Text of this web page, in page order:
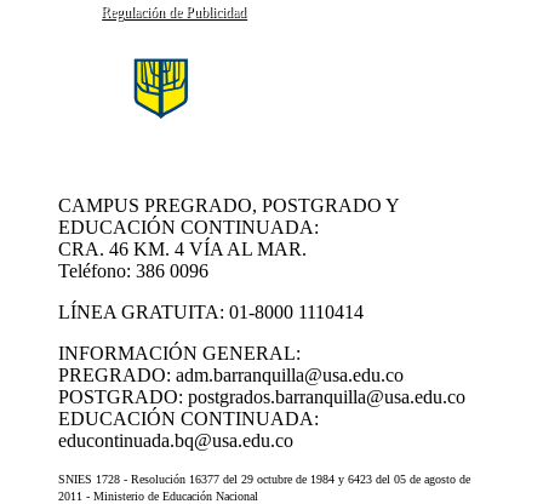
Regulación de Publicidad
CAMPUS PREGRADO, POSTGRADO Y
EDUCACIÓN CONTINUADA:
CRA. 46 KM. 4 VÍA AL MAR.
Teléfono: 386 0096
LÍNEA GRATUITA: 01-8000 1110414
INFORMACIÓN GENERAL:
PREGRADO: adm.barranquilla@usa.edu.co
POSTGRADO: postgrados.barranquilla@usa.edu.co
EDUCACIÓN CONTINUADA:
educontinuada.bq@usa.edu.co
SNIES 1728 - Resolución 16377 del 29 octubre de 1984 y 6423 del 05 de agosto de
2011 - Ministerio de Educación Nacional